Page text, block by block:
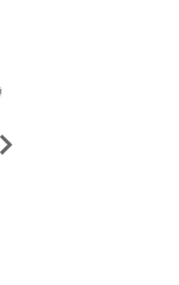
Rodrigo Coelho